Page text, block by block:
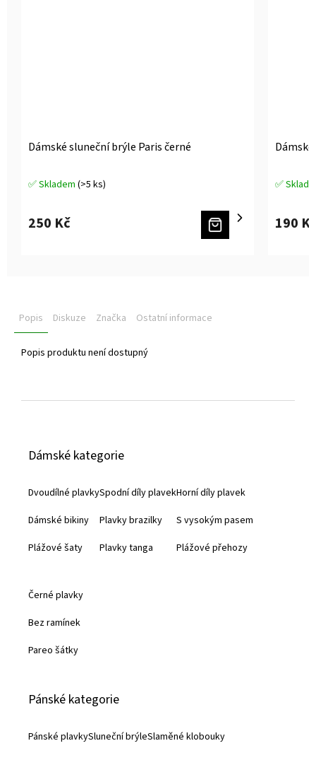
Dámské sluneční brýle Paris černé
Průměrné
je
✅ Skladem (>5 ks)
250 Kč
Průměrné
je
✅
190
Popis Diskuze Značka Ostatní informace
Popis produktu není dostupný
Dámské kategorie
Dvoudílné plavky
Dámské bikiny
Plážové šaty
Spodní díly plavek
Plavky brazilky
Plavky tanga
Horní díly plavek
S vysokým pasem
Plážové přehozy
Černé plavky
Bez ramínek
Pareo šátky
Pánské kategorie
Pánské plavkySluneční brýleSlaměné klobouky